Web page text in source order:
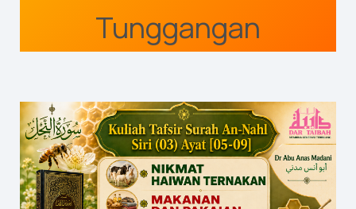
Tunggangan